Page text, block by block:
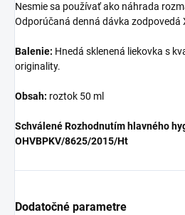
Nesmie sa používať ako náhrada
Odporúčaná denná dávka zodpovedá
Balenie: Hnedá sklenená liekovka s
originality.
Obsah: roztok 50 ml
Schválené Rozhodnutím hlavného
OHVBPKV/8625/2015/Ht
Dodatočné parametre